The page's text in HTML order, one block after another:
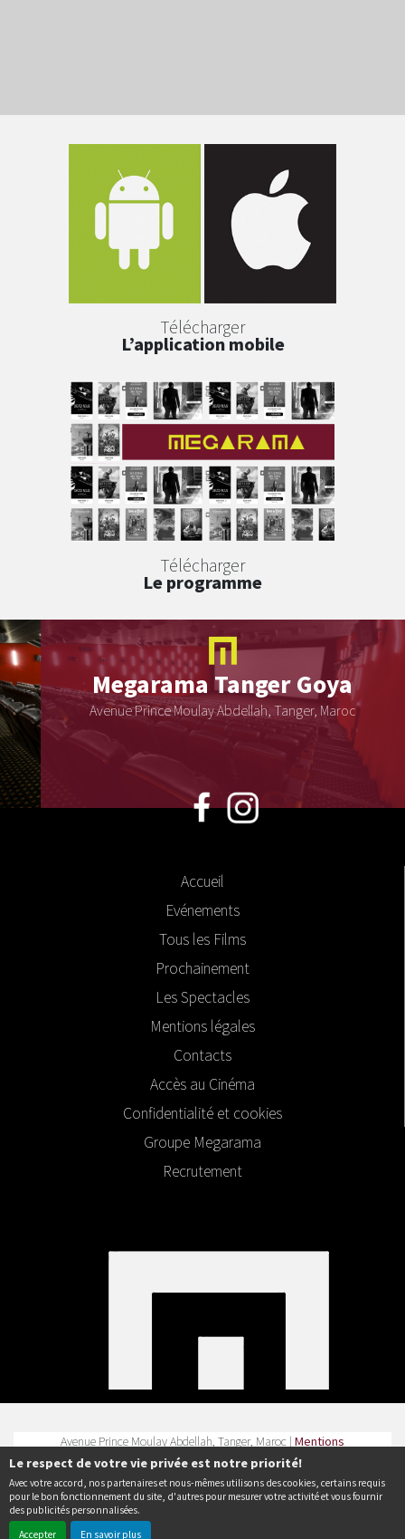
Le respect de votre vie privée est notre priorité!
Avec votre accord, nos partenaires et nous-mêmes utilisons des cookies, certains requis
pour le bon fonctionnement du site, d'autres pour mesurer votre activité et vous fournir
des publicités personnalisées.
Accepter
En savoir plus
Télécharger
L’application mobile
Télécharger
Le programme
Megarama Tanger Goya
Avenue Prince Moulay Abdellah, Tanger, Maroc
Accueil
Evénements
Tous les Films
Prochainement
Les Spectacles
Mentions légales
Contacts
Accès au Cinéma
Confidentialité et cookies
Groupe Megarama
Recrutement
Avenue Prince Moulay Abdellah, Tanger, Maroc | Mentions
légales| Contact| Tel :
Politique de confidentialité
© Erakys